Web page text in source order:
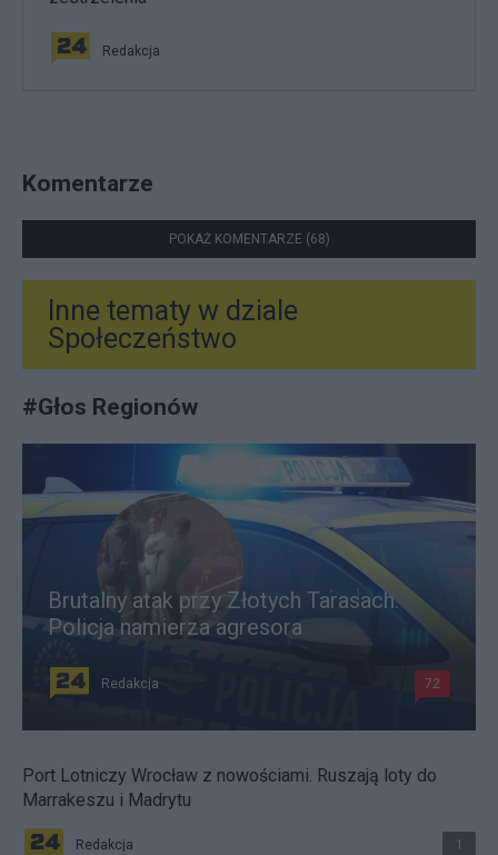
Redakcja
Komentarze
POKAŻ KOMENTARZE (68)
Inne tematy w dziale
Społeczeństwo
#Głos Regionów
Brutalny atak przy Złotych Tarasach.
Policja namierza agresora
Redakcja 72
Port Lotniczy Wrocław z nowościami. Ruszają loty do
Marrakeszu i Madrytu
Redakcja 1